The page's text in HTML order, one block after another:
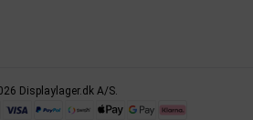
Displaylager.dk A/S.